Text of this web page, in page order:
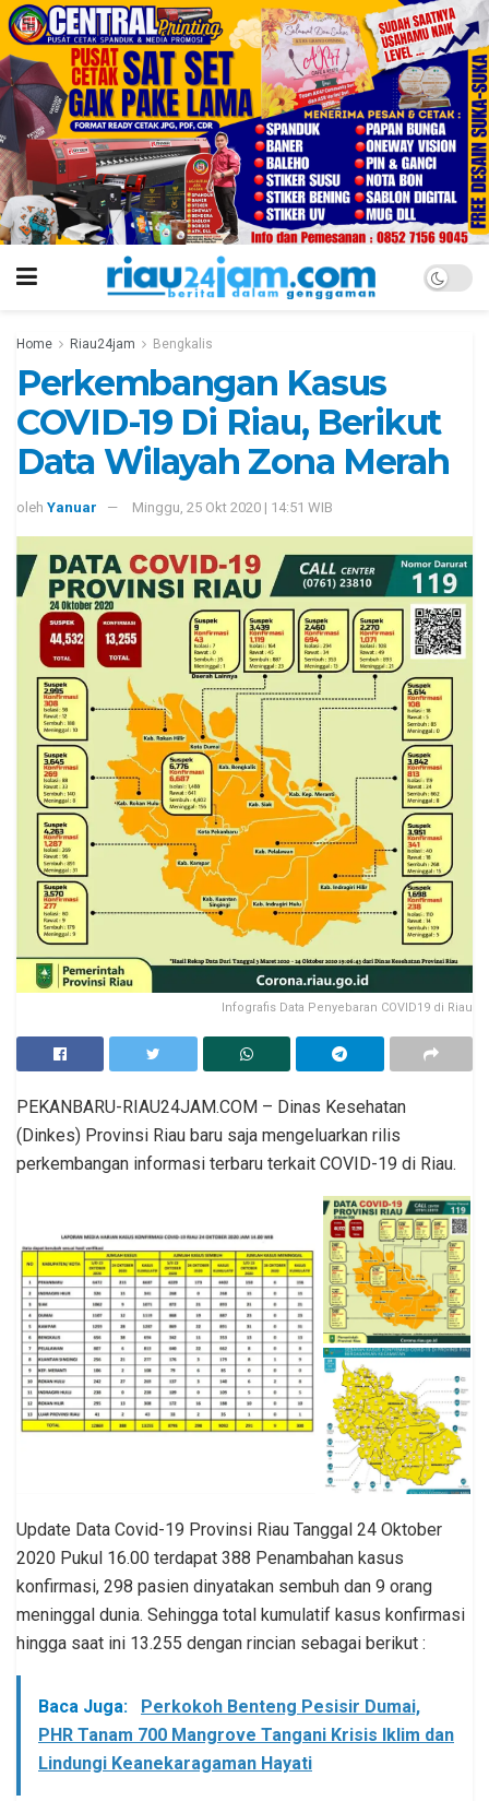
Home Riau24jam Bengkalis
Perkembangan Kasus
COVID-19 Di Riau, Berikut
Data Wilayah Zona Merah
oleh Yanuar Minggu, 25 Okt 2020 | 14:51 WIB
Infografis Data Penyebaran COVID19 di Riau
PEKANBARU-RIAU24JAM.COM – Dinas Kesehatan
(Dinkes) Provinsi Riau baru saja mengeluarkan rilis
perkembangan informasi terbaru terkait COVID-19 di Riau.
Update Data Covid-19 Provinsi Riau Tanggal 24 Oktober
2020 Pukul 16.00 terdapat 388 Penambahan kasus
konfirmasi, 298 pasien dinyatakan sembuh dan 9 orang
meninggal dunia. Sehingga total kumulatif kasus konfirmasi
hingga saat ini 13.255 dengan rincian sebagai berikut :
Baca Juga:
Perkokoh Benteng Pesisir Dumai,
PHR Tanam 700 Mangrove Tangani Krisis Iklim dan
Lindungi Keanekaragaman Hayati